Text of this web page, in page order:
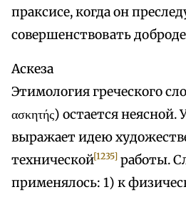
праксисе, когда он
совершенствовать
Аскеза
Этимология греческого
ασκητής) остается неясной.
выражает идею
технической[1235] работы.
применялось: 1) к